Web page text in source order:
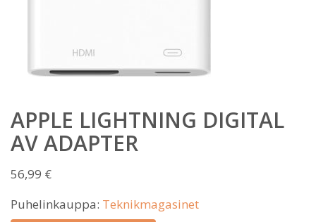
APPLE LIGHTNING DIGITAL
AV ADAPTER
56,99 €
Puhelinkauppa: Teknikmagasinet